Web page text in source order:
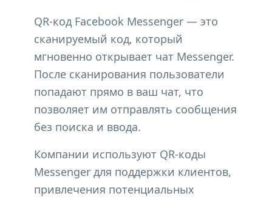
QR-код Facebook Messenger — это
сканируемый код, который
мгновенно открывает чат Messenger.
После сканирования пользователи
попадают прямо в ваш чат, что
позволяет им отправлять сообщения
без поиска и ввода.
Компании используют QR-коды
Messenger для поддержки клиентов,
привлечения потенциальных